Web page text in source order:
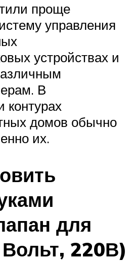
проще
управления
устройствах и
В
контурах
домов обычно
их.
для
220В)